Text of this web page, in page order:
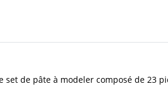
de pâte à modeler composé de 23